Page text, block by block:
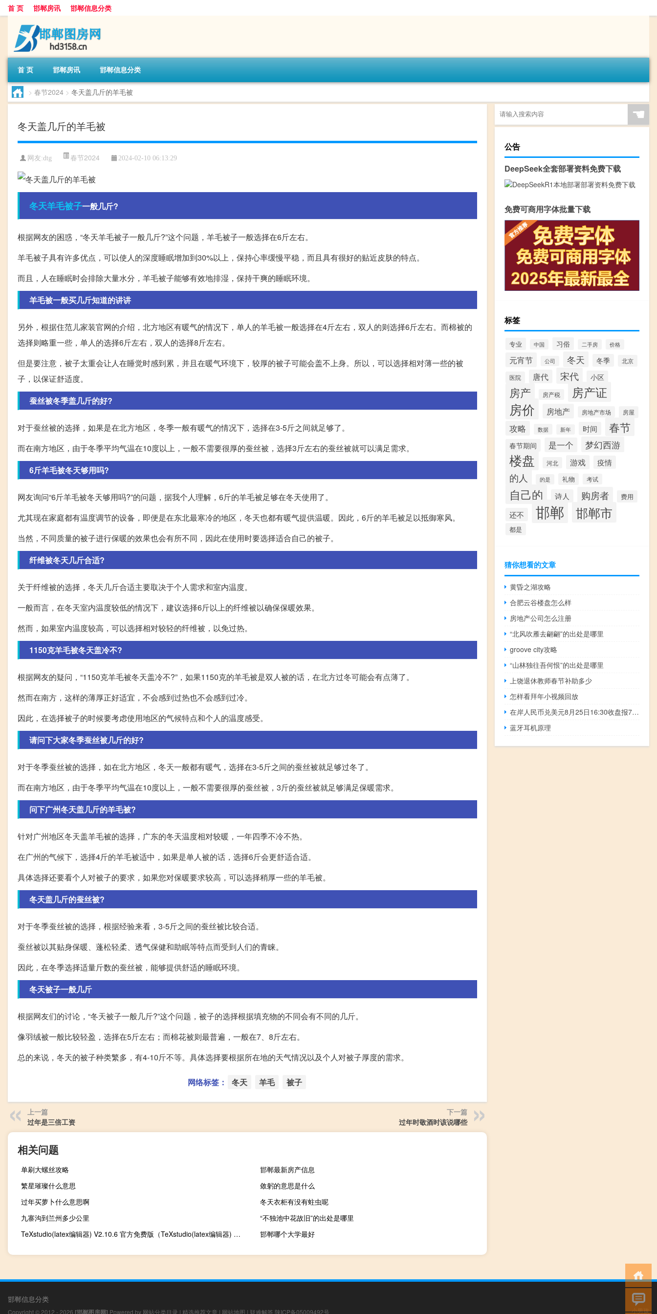
首 页 邯郸房讯 邯郸信息分类
首 页 邯郸房讯 邯郸信息分类
> 春节2024 > 冬天盖几斤的羊毛被
冬天盖几斤的羊毛被
网友:dtg 春节2024 2024-02-10 06:13:29
冬天羊毛被子一般几斤?
根据网友的困惑，“冬天羊毛被子一般几斤?”这个问题，羊毛被子一般选择在6斤左右。
羊毛被子具有许多优点，可以使人的深度睡眠增加到30%以上，保持心率缓慢平稳，而且具有很好的贴近皮肤的特点。
而且，人在睡眠时会排除大量水分，羊毛被子能够有效地排湿，保持干爽的睡眠环境。
羊毛被一般买几斤知道的讲讲
另外，根据住范儿家装官网的介绍，北方地区有暖气的情况下，单人的羊毛被一般选择在4斤左右，双人的则选择6斤左右。而棉被的
选择则略重一些，单人的选择6斤左右，双人的选择8斤左右。
但是要注意，被子太重会让人在睡觉时感到累，并且在暖气环境下，较厚的被子可能会盖不上身。所以，可以选择相对薄一些的被
子，以保证舒适度。
蚕丝被冬季盖几斤的好?
对于蚕丝被的选择，如果是在北方地区，冬季一般有暖气的情况下，选择在3-5斤之间就足够了。
而在南方地区，由于冬季平均气温在10度以上，一般不需要很厚的蚕丝被，选择3斤左右的蚕丝被就可以满足需求。
6斤羊毛被冬天够用吗?
网友询问“6斤羊毛被冬天够用吗?”的问题，据我个人理解，6斤的羊毛被足够在冬天使用了。
尤其现在家庭都有温度调节的设备，即便是在东北最寒冷的地区，冬天也都有暖气提供温暖。因此，6斤的羊毛被足以抵御寒风。
当然，不同质量的被子进行保暖的效果也会有所不同，因此在使用时要选择适合自己的被子。
纤维被冬天几斤合适?
关于纤维被的选择，冬天几斤合适主要取决于个人需求和室内温度。
一般而言，在冬天室内温度较低的情况下，建议选择6斤以上的纤维被以确保保暖效果。
然而，如果室内温度较高，可以选择相对较轻的纤维被，以免过热。
1150克羊毛被冬天盖冷不?
根据网友的疑问，“1150克羊毛被冬天盖冷不?”，如果1150克的羊毛被是双人被的话，在北方过冬可能会有点薄了。
然而在南方，这样的薄厚正好适宜，不会感到过热也不会感到过冷。
因此，在选择被子的时候要考虑使用地区的气候特点和个人的温度感受。
请问下大家冬季蚕丝被几斤的好?
对于冬季蚕丝被的选择，如在北方地区，冬天一般都有暖气，选择在3-5斤之间的蚕丝被就足够过冬了。
而在南方地区，由于冬季平均气温在10度以上，一般不需要很厚的蚕丝被，3斤的蚕丝被就足够满足保暖需求。
问下广州冬天盖几斤的羊毛被?
针对广州地区冬天盖羊毛被的选择，广东的冬天温度相对较暖，一年四季不冷不热。
在广州的气候下，选择4斤的羊毛被适中，如果是单人被的话，选择6斤会更舒适合适。
具体选择还要看个人对被子的要求，如果您对保暖要求较高，可以选择稍厚一些的羊毛被。
冬天盖几斤的蚕丝被?
对于冬季蚕丝被的选择，根据经验来看，3-5斤之间的蚕丝被比较合适。
蚕丝被以其贴身保暖、蓬松轻柔、透气保健和助眠等特点而受到人们的青睐。
因此，在冬季选择适量斤数的蚕丝被，能够提供舒适的睡眠环境。
冬天被子一般几斤
根据网友们的讨论，“冬天被子一般几斤?”这个问题，被子的选择根据填充物的不同会有不同的几斤。
像羽绒被一般比较轻盈，选择在5斤左右；而棉花被则最普遍，一般在7、8斤左右。
总的来说，冬天的被子种类繁多，有4-10斤不等。具体选择要根据所在地的天气情况以及个人对被子厚度的需求。
网络标签： 冬天 羊毛 被子
上一篇
过年是三倍工资
下一篇
过年时敬酒时该说哪些
相关问题
单刷大螺丝攻略
邯郸最新房产信息
繁星璀璨什么意思
敛躬的意思是什么
过年买萝卜什么意思啊
冬天衣柜有没有蛀虫呢
九寨沟到兰州多少公里
“不独池中花故旧”的出处是哪里
TeXstudio(latex编辑器) V2.10.6 官方免费版（TeXstudio(latex编辑器) V2.10.6 官方免费版功能简介）
邯郸哪个大学最好
☚
公告
DeepSeek全套部署资料免费下载
免费可商用字体批量下载
标签
专业 中国 习俗 二手房 价格
元宵节 公司 冬天 冬季
北京
医院
唐代 宋代 小区
房产 房产税 房产证
房价 房地产 房地产市场 房屋
攻略 数据 新年 时间 春节
春节期间 是一个 梦幻西游
楼盘 河北 游戏 疫情
的人 的是 礼物 考试
自己的 诗人 购房者 费用
还不 邯郸 邯郸市
都是
猜你想看的文章
黄昏之湖攻略
合肥云谷楼盘怎么样
房地产公司怎么注册
“北风吹雁去翩翩”的出处是哪里
groove city攻略
“山林独往吾何恨”的出处是哪里
上饶退休教师春节补助多少
怎样看拜年小视频回放
在岸人民币兑美元8月25日16:30收盘报7.2884较上一交易日下跌107点
蓝牙耳机原理
邯郸信息分类
Copyright © 2012 - 2026 [邯郸图房网] Powered by 网站分类目录 | 精选推荐文章 | 网站地图 | 疑难解答 陕ICP备05009492号 小男孩